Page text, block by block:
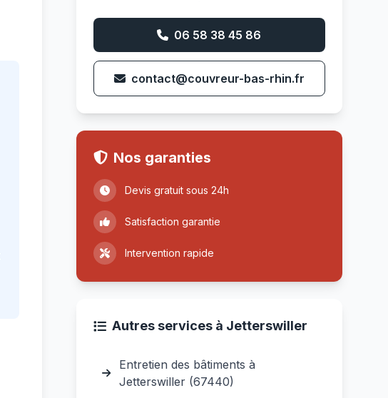
06 58 38 45 86
contact@couvreur-bas-rhin.fr
Nos garanties
Devis gratuit sous 24h
Satisfaction garantie
Intervention rapide
Autres services à Jetterswiller
Entretien des bâtiments à
Jetterswiller (67440)